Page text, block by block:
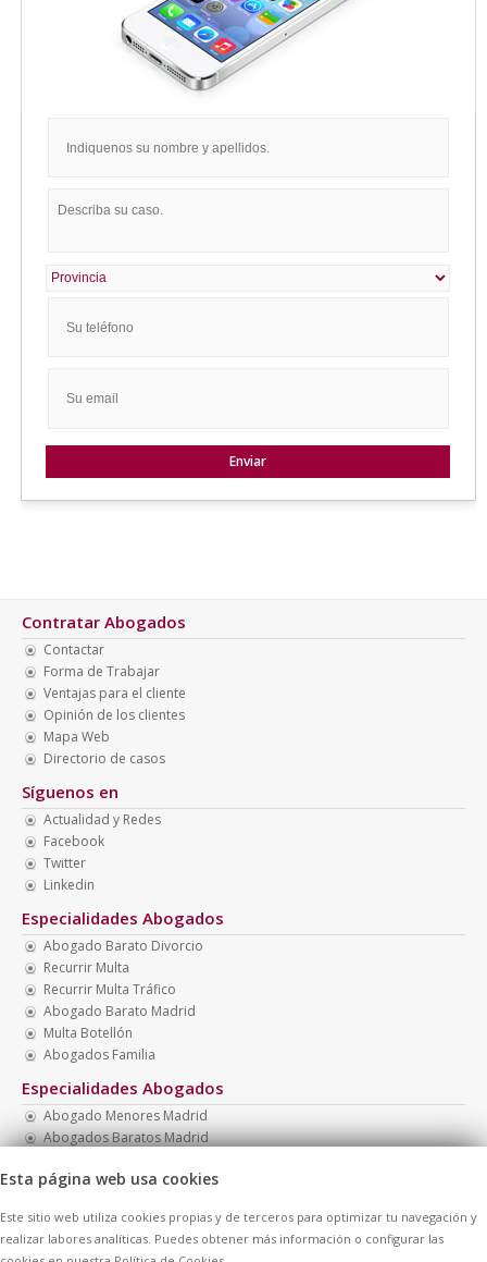
Contratar Abogados
Contactar
Forma de Trabajar
Ventajas para el cliente
Opinión de los clientes
Mapa Web
Directorio de casos
Síguenos en
Actualidad y Redes
Facebook
Twitter
Linkedin
Especialidades Abogados
Abogado Barato Divorcio
Recurrir Multa
Recurrir Multa Tráfico
Abogado Barato Madrid
Multa Botellón
Abogados Familia
Especialidades Abogados
Abogado Menores Madrid
Abogados Baratos Madrid
Abogado Penal Barato
Abogados Baratos
Esta página web usa cookies
Este sitio web utiliza cookies propias y de terceros para optimizar tu navegación y
realizar labores analíticas. Puedes obtener más información o configurar las